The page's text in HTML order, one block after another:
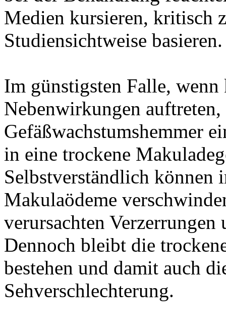
Medien kursieren, kritisch
Studiensichtweise basieren.
Im günstigsten Falle,
Nebenwirkungen
Gefäßwachstumshemmer
in eine trockene
Selbstverständlich können
Makulaödeme
verursachten Verzerrungen
Dennoch bleibt die
bestehen und damit auch
Sehverschlechterung.